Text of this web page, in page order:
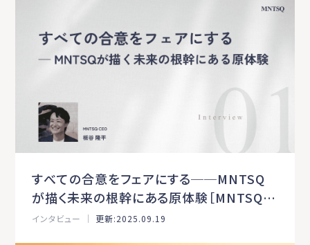
すべての合意をフェアにする──MNTSQ
が描く未来の根幹にある原体験［MNTSQイ
ンタビュー：第1弾］
インタビュー ｜ 更新:2025.09.19